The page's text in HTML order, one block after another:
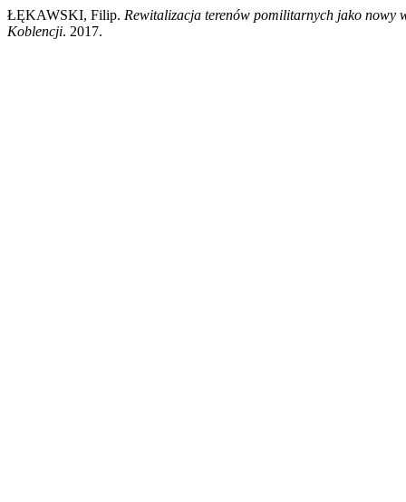
ŁĘKAWSKI, Filip. Rewitalizacja terenów pomilitarnych jako nowy
Koblencji. 2017.